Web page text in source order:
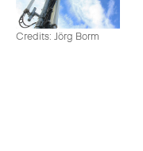
Credits: Jörg Borm